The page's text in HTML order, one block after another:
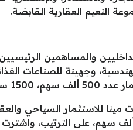
النعيم العقارية القابضة.
والمساهمين
وجهينة للصناعات
سهمًا، على الترتيب.
سهم، 70 ألف سهم، 66.4 ألف سهم،